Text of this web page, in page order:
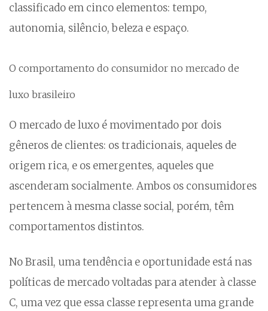
classificado em cinco elementos: tempo,
autonomia, silêncio, beleza e espaço.
O comportamento do consumidor no mercado de
luxo brasileiro
O mercado de luxo é movimentado por dois
gêneros de clientes: os tradicionais, aqueles de
origem rica, e os emergentes, aqueles que
ascenderam socialmente. Ambos os consumidores
pertencem à mesma classe social, porém, têm
comportamentos distintos.
No Brasil, uma tendência e oportunidade está nas
políticas de mercado voltadas para atender à classe
C, uma vez que essa classe representa uma grande